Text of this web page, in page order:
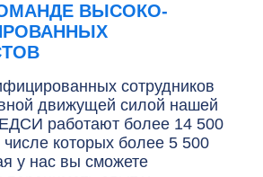
ВЫСОКО-
сотрудников
движущей силой нашей
работают более 14 500
числе которых более 5 500
у нас вы сможете